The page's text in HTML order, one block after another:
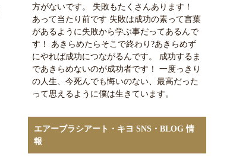
方がないです。 失敗もたくさんあります！
あって当たり前です 失敗は成功の素って言葉
があるように失敗から学ぶ事だってあるんで
す！ あきらめたらそこで終わり?あきらめず
にやれば成功につながるんです。 成功するま
であきらめないのが成功者です！ 一度っきり
の人生、今死んでも悔いのない、最高だった
って思えるように僕は生きています。
エアーブラシアート・キヨ SNS・BLOG 情
報